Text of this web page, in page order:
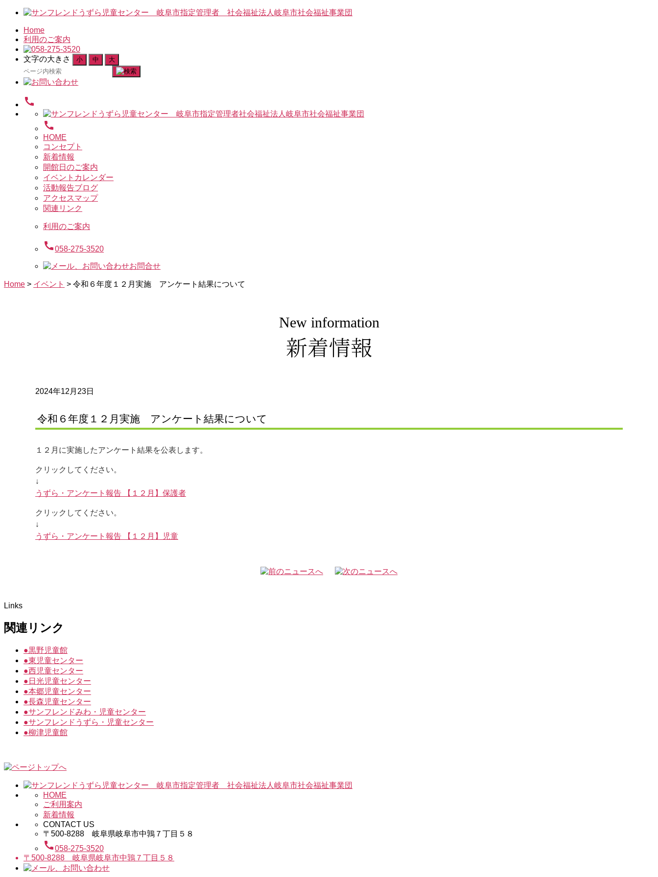
Home
利用のご案内
文字の大きさ 小 中 大
検
索
象:
call
call
HOME
コンセプト
新着情報
開館日のご案内
イベントカレンダー
活動報告ブログ
アクセスマップ
関連リンク
利用のご案内
call058-275-3520
お問合せ
Home > イベント > 令和６年度１２月実施 アンケート結果について
New information
新着情報
2024年12月23日
令和６年度１２月実施 アンケート結果について
１２月に実施したアンケート結果を公表します。
クリックしてください。
↓
うずら・アンケート報告 【１２月】保護者
クリックしてください。
↓
うずら・アンケート報告 【１２月】児童
Links
関連リンク
●黒野児童館
●東児童センター
●西児童センター
● 日光児童センター
●本郷児童センター
●長森児童センター
●サンフレンドみわ・児童センター
●サンフレンドうずら・児童センター
●柳津児童館
HOME
ご利用案内
新着情報
CONTACT US
〒500-8288 岐阜県岐阜市中鶉７丁目５８
call058-275-3520
〒500-8288 岐阜県岐阜市中鶉７丁目５８